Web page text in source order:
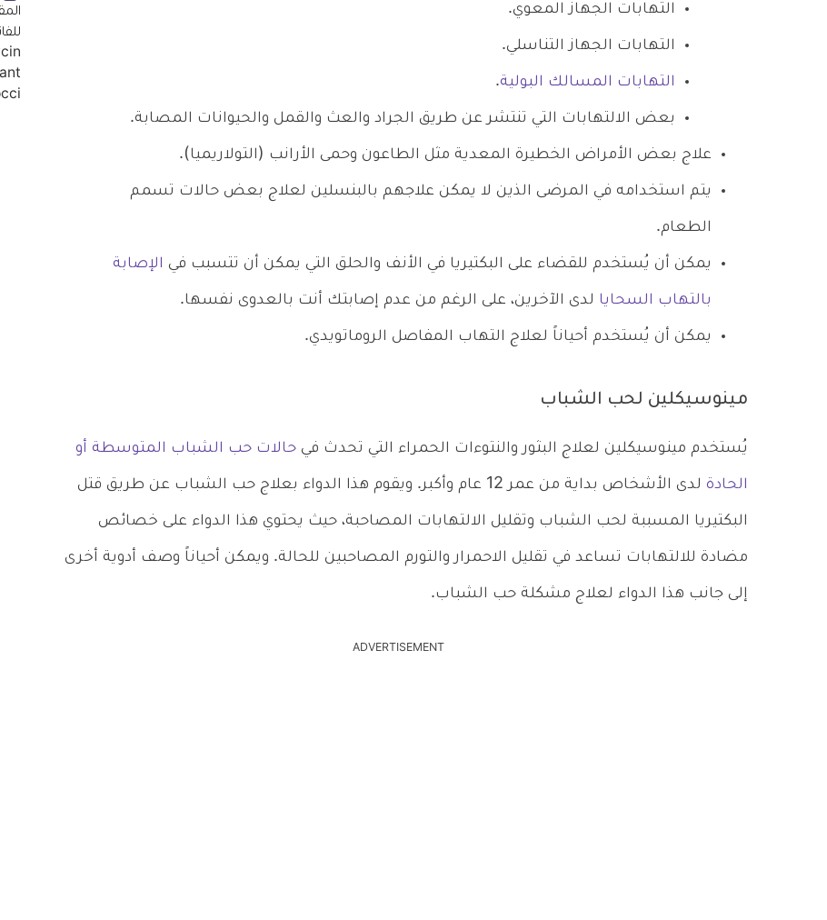
التهابات الجهاز المعوي.
التهابات الجهاز التناسلي.
التهابات المسالك البولية.
بعض الالتهابات التي تنتشر عن طريق الجراد والعث والقمل والحيوانات المصابة.
علاج بعض الأمراض الخطيرة المعدية مثل الطاعون وحمى الأرانب (التولاريميا).
يتم استخدامه في المرضى الذين لا يمكن علاجهم بالبنسلين لعلاج بعض حالات تسمم
الطعام.
يمكن أن يُستخدم للقضاء على البكتيريا في الأنف والحلق التي يمكن أن تتسبب في الإصابة
بالتهاب السحايا لدى الآخرين، على الرغم من عدم إصابتك أنت بالعدوى نفسها.
يمكن أن يُستخدم أحياناً لعلاج التهاب المفاصل الروماتويدي.
مينوسيكلين لحب الشباب
يُستخدم مينوسيكلين لعلاج البثور والنتوءات الحمراء التي تحدث في حالات حب الشباب المتوسطة أو
الحادة لدى الأشخاص بداية من عمر 12 عام وأكبر. ويقوم هذا الدواء بعلاج حب الشباب عن طريق قتل
البكتيريا المسببة لحب الشباب وتقليل الالتهابات المصاحبة، حيث يحتوي هذا الدواء على خصائص
مضادة للالتهابات تساعد في تقليل الاحمرار والتورم المصاحبين للحالة. ويمكن أحياناً وصف أدوية أخرى
إلى جانب هذا الدواء لعلاج مشكلة حب الشباب.
ADVERTISEMENT